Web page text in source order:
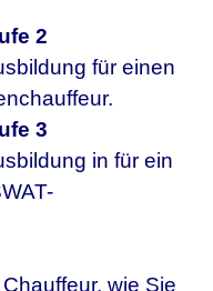
2
für einen
3
in für ein
wie Sie